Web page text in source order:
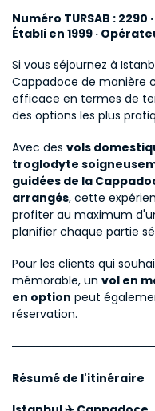
﻿Numéro TURSAB :
Établi en 1999 ·
Si vous séjournez à
Cappadoce de manière
efficace en termes de
des options les plus
Avec des vols
troglodyte
guidées de la
arrangés, cette
profiter au maximum
planifier chaque partie
Pour les clients qui
mémorable, un vol en
en option peut
réservation.
Résumé de l'itinéraire